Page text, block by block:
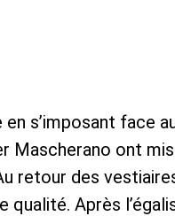
en s’imposant face
Mascherano ont
retour des
Après